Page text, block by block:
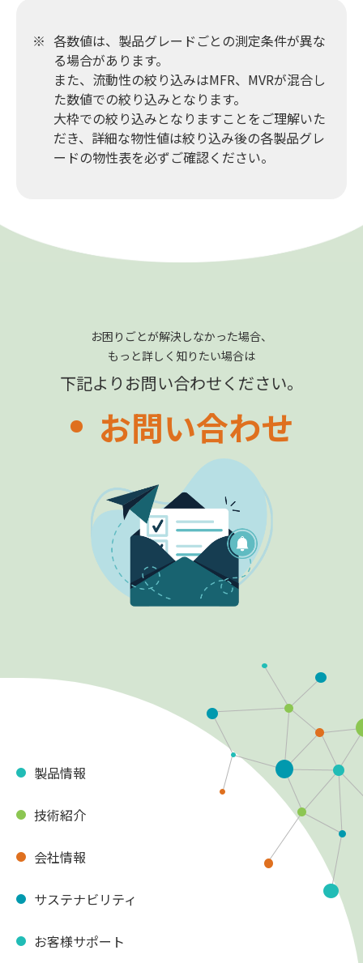
各数値は、製品グレードごとの測定条件が異な
る場合があります。
また、流動性の絞り込みはMFR、MVRが混合し
た数値での絞り込みとなります。
大枠での絞り込みとなりますことをご理解いた
だき、詳細な物性値は絞り込み後の各製品グレ
ードの物性表を必ずご確認ください。
お困りごとが解決しなかった場合、
もっと詳しく知りたい場合は
下記よりお問い合わせください。
お問い合わせ
製品情報
技術紹介
会社情報
サステナビリティ
お客様サポート